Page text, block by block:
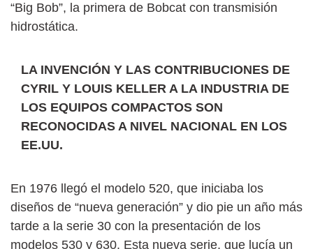
“Big Bob”, la primera de Bobcat con transmisión
hidrostática.
LA INVENCIÓN Y LAS CONTRIBUCIONES DE
CYRIL Y LOUIS KELLER A LA INDUSTRIA DE
LOS EQUIPOS COMPACTOS SON
RECONOCIDAS A NIVEL NACIONAL EN LOS
EE.UU.
En 1976 llegó el modelo 520, que iniciaba los
diseños de “nueva generación” y dio pie un año más
tarde a la serie 30 con la presentación de los
modelos 530 y 630. Esta nueva serie, que lucía un